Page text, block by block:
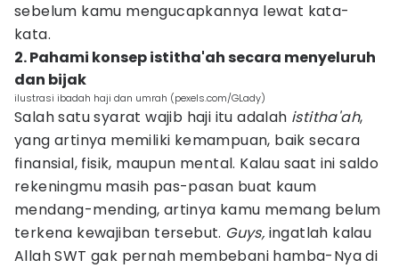
sebelum kamu mengucapkannya lewat kata-
kata.
2. Pahami konsep istitha'ah secara menyeluruh
dan bijak
ilustrasi ibadah haji dan umrah (pexels.com/GLady)
Salah satu syarat wajib haji itu adalah istitha'ah,
yang artinya memiliki kemampuan, baik secara
finansial, fisik, maupun mental. Kalau saat ini saldo
rekeningmu masih pas-pasan buat kaum
mendang-mending, artinya kamu memang belum
terkena kewajiban tersebut. Guys, ingatlah kalau
Allah SWT gak pernah membebani hamba-Nya di